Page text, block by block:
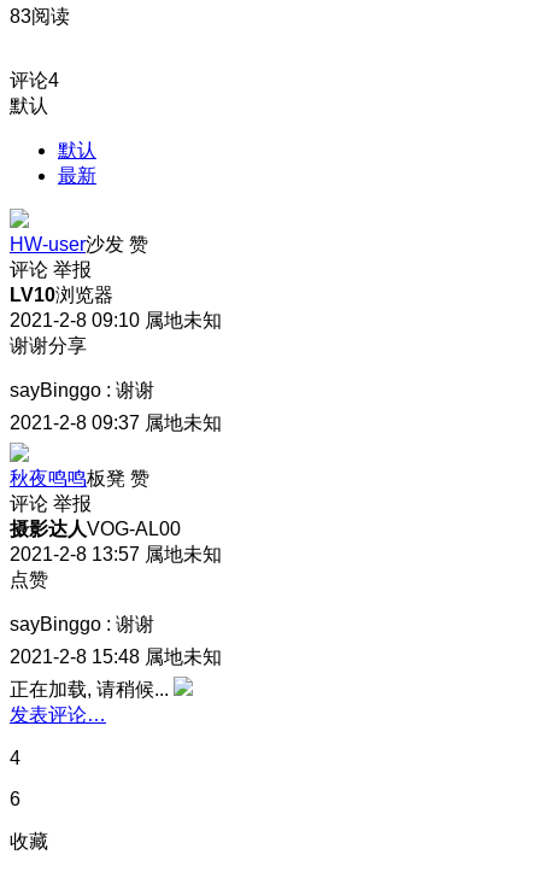
83阅读
评论4
默认
默认
最新
HW-user沙发 赞
评论 举报
LV10浏览器
2021-2-8 09:10 属地未知
谢谢分享
sayBinggo : 谢谢
2021-2-8 09:37 属地未知
秋夜鸣鸣板凳 赞
评论 举报
摄影达人VOG-AL00
2021-2-8 13:57 属地未知
点赞
sayBinggo : 谢谢
2021-2-8 15:48 属地未知
正在加载, 请稍候...
发表评论…
4
6
收藏